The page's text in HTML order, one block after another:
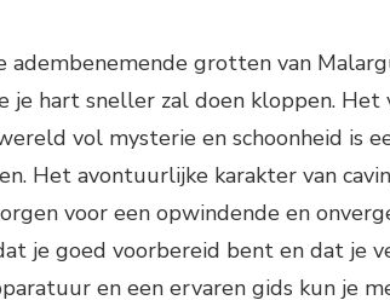
adembenemende grotten van
je hart sneller zal doen kloppen. Het
vol mysterie en schoonheid is
Het avontuurlijke karakter van
voor een opwindende en
je goed voorbereid bent en dat je
en een ervaren gids kun je